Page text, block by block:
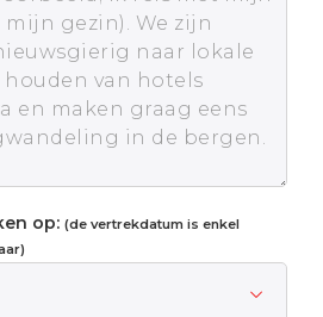
op: (de vertrekdatum is enkel